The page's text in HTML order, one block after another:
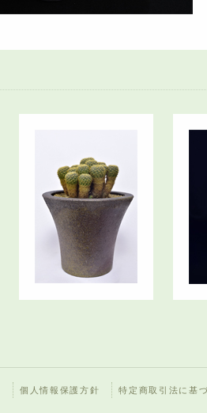
個人情報保護方針 特定商取引法に基